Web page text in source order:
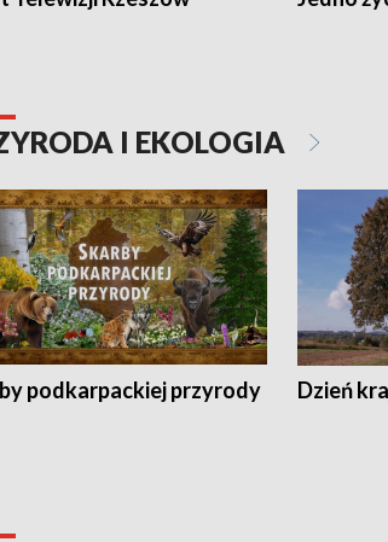
I EKOLOGIA
podkarpackiej przyrody Dzień